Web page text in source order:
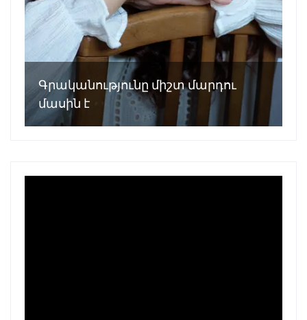
Գրականությունը միշտ մարդու
մասին է